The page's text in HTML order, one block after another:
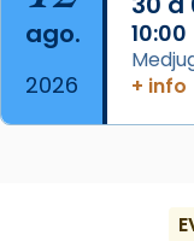
ago.
2026
10:00
+ info